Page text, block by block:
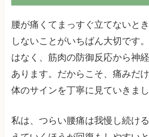
腰が痛くてまっすぐ立てないと
しないことがいちばん大切です
はなく、筋肉の防御反応から神
あります。だからこそ、痛みだ
体のサインを丁寧に見ていきまし
私は、つらい腰痛は我慢し続け